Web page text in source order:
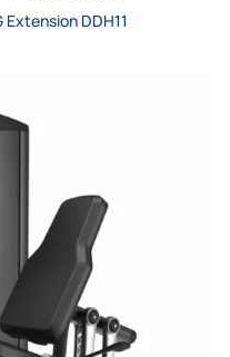
Extension DDH11